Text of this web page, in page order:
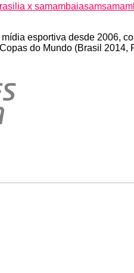
x samambaiasam
esportiva desde 2006,
do Mundo (Brasil